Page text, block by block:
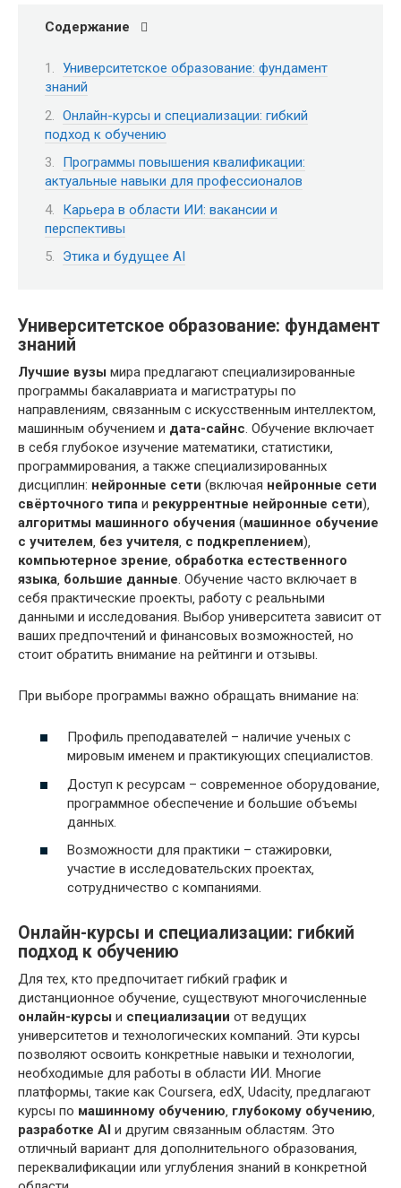
Содержание
Университетское образование: фундамент
знаний
Онлайн-курсы и специализации: гибкий
подход к обучению
Программы повышения квалификации:
актуальные навыки для профессионалов
Карьера в области ИИ: вакансии и
перспективы
Этика и будущее AI
Университетское образование: фундамент
знаний
Лучшие вузы мира предлагают специализированные
программы бакалавриата и магистратуры по
направлениям‚ связанным с искусственным интеллектом‚
машинным обучением и дата-сайнс. Обучение включает
в себя глубокое изучение математики‚ статистики‚
программирования‚ а также специализированных
дисциплин: нейронные сети (включая нейронные сети
свёрточного типа и рекуррентные нейронные сети)‚
алгоритмы машинного обучения (машинное обучение
с учителем‚ без учителя‚ с подкреплением)‚
компьютерное зрение‚ обработка естественного
языка‚ большие данные. Обучение часто включает в
себя практические проекты‚ работу с реальными
данными и исследования. Выбор университета зависит от
ваших предпочтений и финансовых возможностей‚ но
стоит обратить внимание на рейтинги и отзывы.
При выборе программы важно обращать внимание на:
Профиль преподавателей – наличие ученых с
мировым именем и практикующих специалистов.
Доступ к ресурсам – современное оборудование‚
программное обеспечение и большие объемы
данных.
Возможности для практики – стажировки‚
участие в исследовательских проектах‚
сотрудничество с компаниями.
Онлайн-курсы и специализации: гибкий
подход к обучению
Для тех‚ кто предпочитает гибкий график и
дистанционное обучение‚ существуют многочисленные
онлайн-курсы и специализации от ведущих
университетов и технологических компаний. Эти курсы
позволяют освоить конкретные навыки и технологии‚
необходимые для работы в области ИИ. Многие
платформы‚ такие как Coursera‚ edX‚ Udacity‚ предлагают
курсы по машинному обучению‚ глубокому обучению‚
разработке AI и другим связанным областям. Это
отличный вариант для дополнительного образования‚
переквалификации или углубления знаний в конкретной